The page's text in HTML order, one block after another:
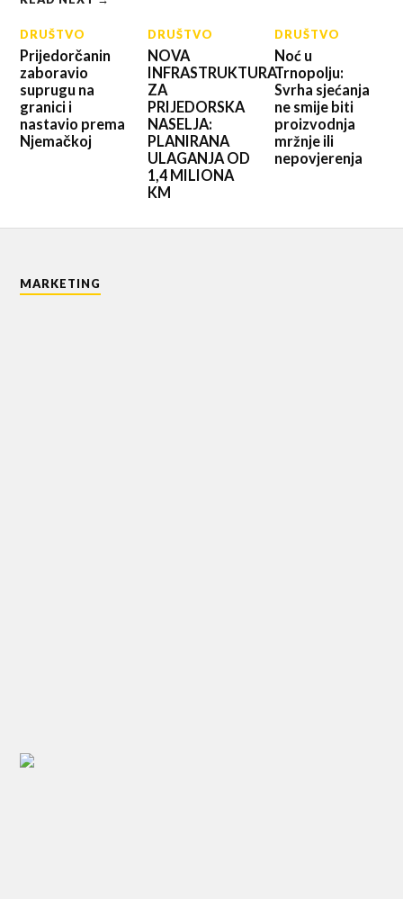
DRUŠTVO
Prijedorčanin
zaboravio
suprugu na
granici i
nastavio prema
Njemačkoj
DRUŠTVO
NOVA
INFRASTRUKTURA
ZA
PRIJEDORSKA
NASELJA:
PLANIRANA
ULAGANJA OD
1,4 MILIONA
KM
DRUŠTVO
Noć u
Trnopolju:
Svrha sjećanja
ne smije biti
proizvodnja
mržnje ili
nepovjerenja
MARKETING